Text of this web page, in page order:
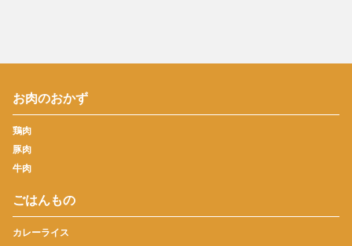
お肉のおかず
鶏肉
豚肉
牛肉
ごはんもの
カレーライス